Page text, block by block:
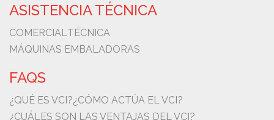
ASISTENCIA TÉCNICA
COMERCIAL TÉCNICA
MÁQUINAS EMBALADORAS
FAQS
¿QUÉ ES VCI?¿CÓMO ACTÚA EL VCI?
¿CUÁLES SON LAS VENTAJAS DEL VCI?